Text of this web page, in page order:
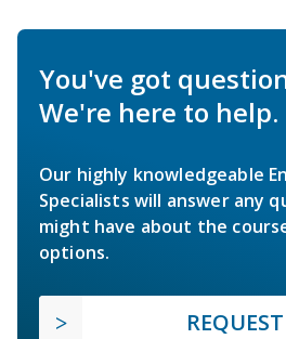
You've got
We're here to help.
Our highly knowledgeable
Specialists will answer any
might have about the
options.